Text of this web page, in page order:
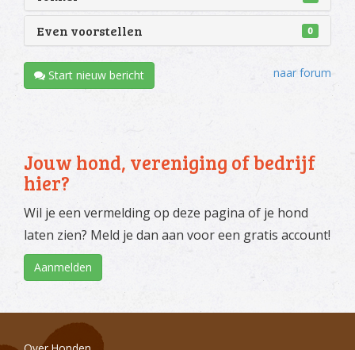
Even voorstellen 0
Start nieuw bericht naar forum
Jouw hond, vereniging of bedrijf
hier?
Wil je een vermelding op deze pagina of je hond
laten zien? Meld je dan aan voor een gratis account!
Aanmelden